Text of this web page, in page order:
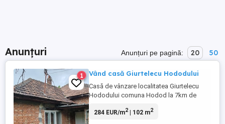
Anunțuri Anunțuri pe pagină: 20 50
1 Vând casă Giurtelecu Hododului
Casă de vânzare localitatea Giurtelecu
Hododului comuna Hodod la 7km de
camere, hol, bucătărie, cămară baie, beci,
284 EUR/m2| 102 m2